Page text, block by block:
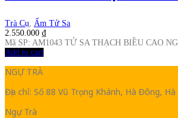
Trà Cụ
Ấm Tử Sa
2.550.000 ₫
Mã SP: AM1043 TỬ SA THẠCH BIỀU CAO
Add to cart
NGỰ TRÀ
Địa chỉ: Số 88 Vũ Trọng Khánh, Hà Đông, Hà
Ngự Trà